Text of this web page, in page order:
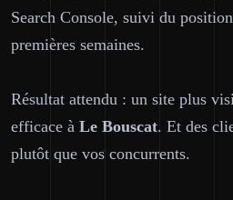
Search Console, suivi du
premières semaines.
Résultat attendu : un site plus
efficace à Le Bouscat. Et des
plutôt que vos concurrents.